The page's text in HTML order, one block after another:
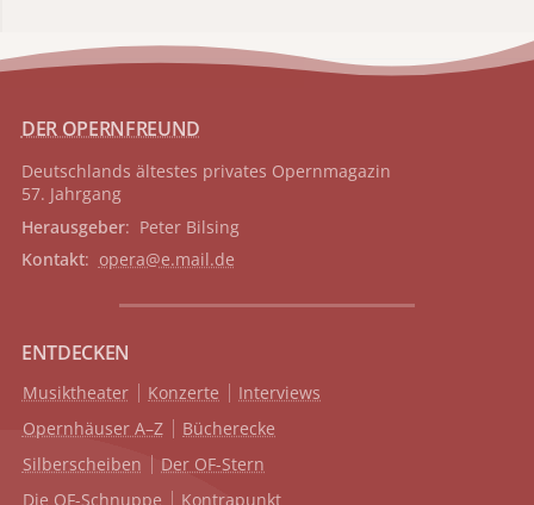
DER OPERNFREUND
Deutschlands ältestes privates Opernmagazin
57. Jahrgang
Herausgeber: Peter Bilsing
Kontakt: opera@e.mail.de
ENTDECKEN
Musiktheater Konzerte
Interviews
Opernhäuser A–Z
Bücherecke
Silberscheiben
Der OF-Stern
Die OF-Schnuppe
Kontrapunkt